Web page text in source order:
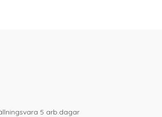
5 arb.dagar